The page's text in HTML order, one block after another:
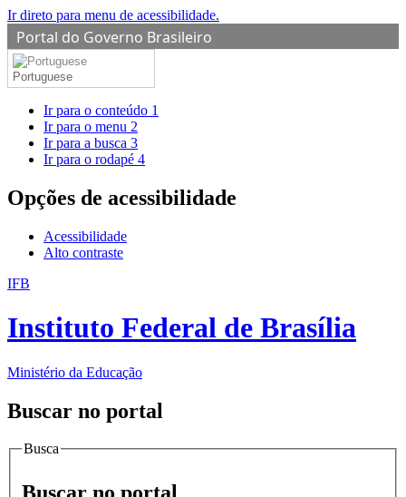
Ir direto para menu de acessibilidade.
Portal do Governo Brasileiro
Portuguese
Ir para o conteúdo 1
Ir para o menu 2
Ir para a busca 3
Ir para o rodapé 4
Opções de acessibilidade
Acessibilidade
Alto contraste
IFB
Instituto Federal de Brasília
Ministério da Educação
Buscar no portal
Busca